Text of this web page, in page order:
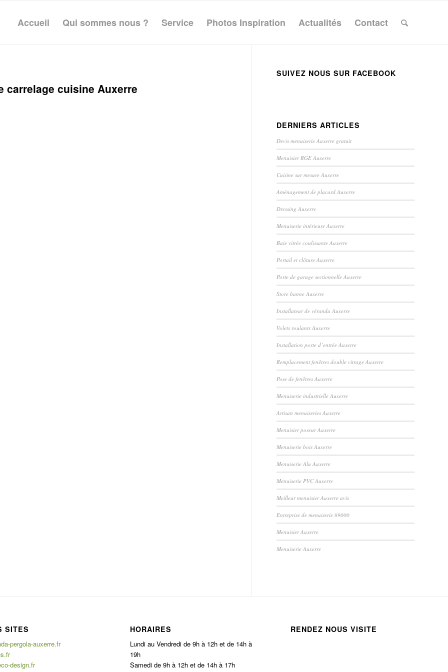
Accueil Qui sommes nous ? Service Photos Inspiration Actualités Contact
carrelage cuisine Auxerre
SUIVEZ NOUS SUR FACEBOOK
DERNIERS ARTICLES
Devis menuiserie Auxerre gratuit
Menuisier RGE Auxerre
Cuisine sur mesure Auxerre
Aménagement de placard Auxerre
Dressing Auxerre
Menuiserie intérieure Auxerre
Baie vitrée coulissante Auxerre
Portail et clôture Auxerre
Porte de garage sectionnelle Auxerre
Store banne Auxerre
Installateur de véranda Auxerre
Volets roulants Auxerre
Installation porte d’entrée Auxerre
Remplacement fenêtres double vitrage Auxerre
Pose de fenêtres Auxerre
Menuiserie industrielle Auxerre
Artisan menuiseries Auxerre
Menuisier poseur Auxerre
Menuiserie bois Auxerre
Menuiserie Alu Auxerre
Menuiserie PVC Auxerre
Meilleur menuisier Auxerre avis
Entreprise de menuiserie 89000
Menuisier Auxerre
Menuiserie Auxerre
SITES
pergola-auxerre.fr
design.fr
HORAIRES
Lundi au Vendredi de 9h à 12h et de 14h à
19h
Samedi de 9h à 12h et de 14h à 17h
RENDEZ NOUS VISITE